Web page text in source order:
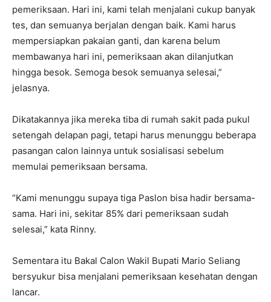
pemeriksaan. Hari ini, kami telah menjalani cukup banyak
tes, dan semuanya berjalan dengan baik. Kami harus
mempersiapkan pakaian ganti, dan karena belum
membawanya hari ini, pemeriksaan akan dilanjutkan
hingga besok. Semoga besok semuanya selesai,”
jelasnya.
Dikatakannya jika mereka tiba di rumah sakit pada pukul
setengah delapan pagi, tetapi harus menunggu beberapa
pasangan calon lainnya untuk sosialisasi sebelum
memulai pemeriksaan bersama.
“Kami menunggu supaya tiga Paslon bisa hadir bersama-
sama. Hari ini, sekitar 85% dari pemeriksaan sudah
selesai,” kata Rinny.
Sementara itu Bakal Calon Wakil Bupati Mario Seliang
bersyukur bisa menjalani pemeriksaan kesehatan dengan
lancar.